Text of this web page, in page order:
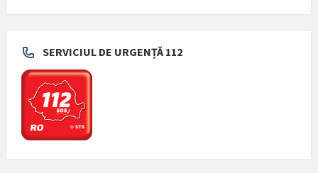
SERVICIUL DE URGENȚĂ 112